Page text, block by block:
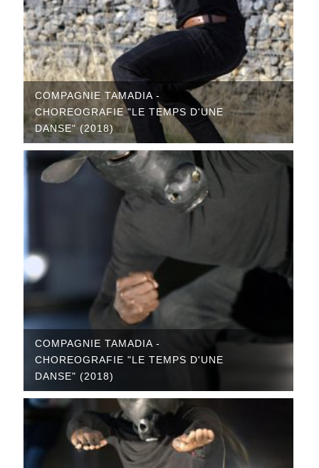
COMPAGNIE TAMADIA -
CHOREOGRAFIE "LE TEMPS D'UNE
DANSE" (2018)
COMPAGNIE TAMADIA -
CHOREOGRAFIE "LE TEMPS D'UNE
DANSE" (2018)